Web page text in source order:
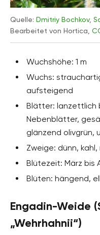
Quelle: Dmitriy Bochkov,
Bearbeitet von Hortica,
Wuchshöhe: 1 m
Wuchs:
aufsteigend
Blätter: lanzettlich
Nebenblätter,
glänzend olivgrün,
Zweige: dünn,
Blütezeit: März bis
Blüten: hängend,
Engadin-Weide
„Wehrhahnii“)